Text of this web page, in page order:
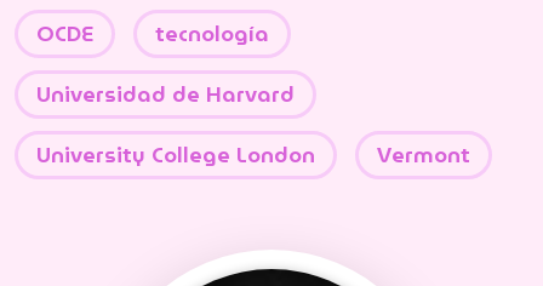
OCDE
tecnología
Universidad de Harvard
University College London
Vermont